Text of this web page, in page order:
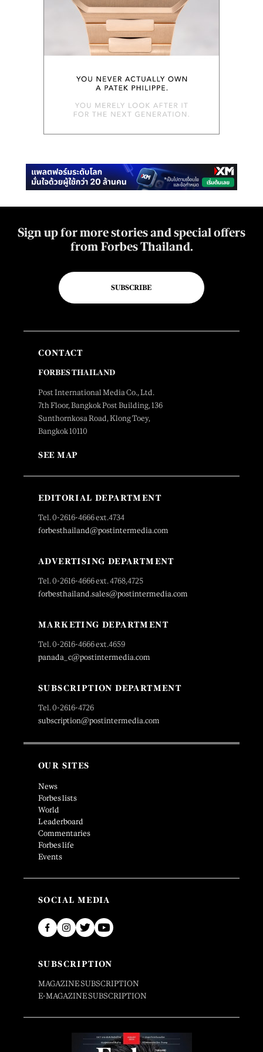
Sign up for more stories and special offers
from Forbes Thailand.
SUBSCRIBE
CONTACT
FORBES THAILAND
Post International Media Co., Ltd.
7th Floor, Bangkok Post Building, 136
Sunthornkosa Road, Klong Toey,
Bangkok 10110
SEE MAP
EDITORIAL DEPARTMENT
Tel. 0-2616-4666 ext.4734
forbesthailand@postintermedia.com
ADVERTISING DEPARTMENT
Tel. 0-2616-4666 ext. 4768,4725
forbesthailand.sales@postintermedia.com
MARKETING DEPARTMENT
Tel. 0-2616-4666 ext.4659
panada_c@postintermedia.com
SUBSCRIPTION DEPARTMENT
Tel. 0-2616-4726
subscription@postintermedia.com
OUR SITES
News
Forbes lists
World
Leaderboard
Commentaries
Forbes life
Events
SOCIAL MEDIA
SUBSCRIPTION
MAGAZINE SUBSCRIPTION
E-MAGAZINE SUBSCRIPTION